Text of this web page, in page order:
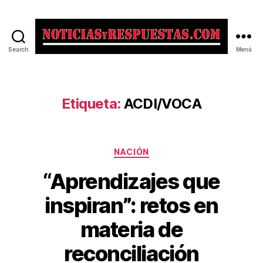
Search Menú
Etiqueta: ACDI/VOCA
Categorías
NACIÓN
“Aprendizajes que
inspiran”: retos en
materia de
reconciliación